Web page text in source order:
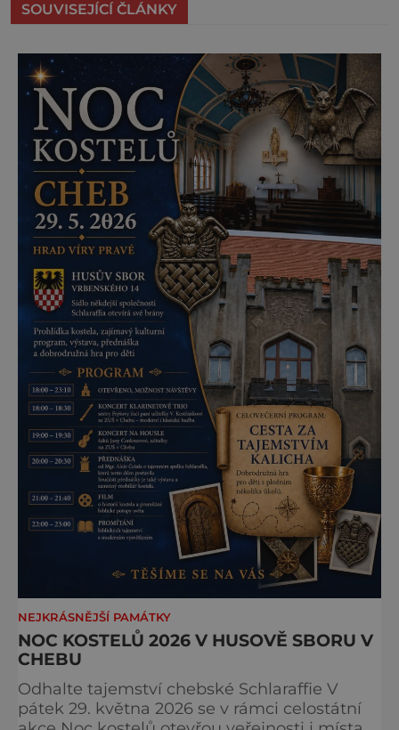
SOUVISEJÍCÍ ČLÁNKY
NEJKRÁSNĚJŠÍ PAMÁTKY
NOC KOSTELŮ 2026 V HUSOVĚ SBORU V
CHEBU
Odhalte tajemství chebské Schlaraffie V
pátek 29. května 2026 se v rámci celostátní